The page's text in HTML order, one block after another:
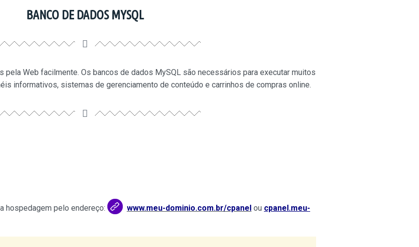
BANCO DE DADOS MYSQL
pela Web facilmente. Os bancos de dados MySQL são necessários para executar muitos
informativos, sistemas de gerenciamento de conteúdo e carrinhos de compras online.
hospedagem pelo endereço: www.meu-dominio.com.br/cpanel ou cpanel.meu-